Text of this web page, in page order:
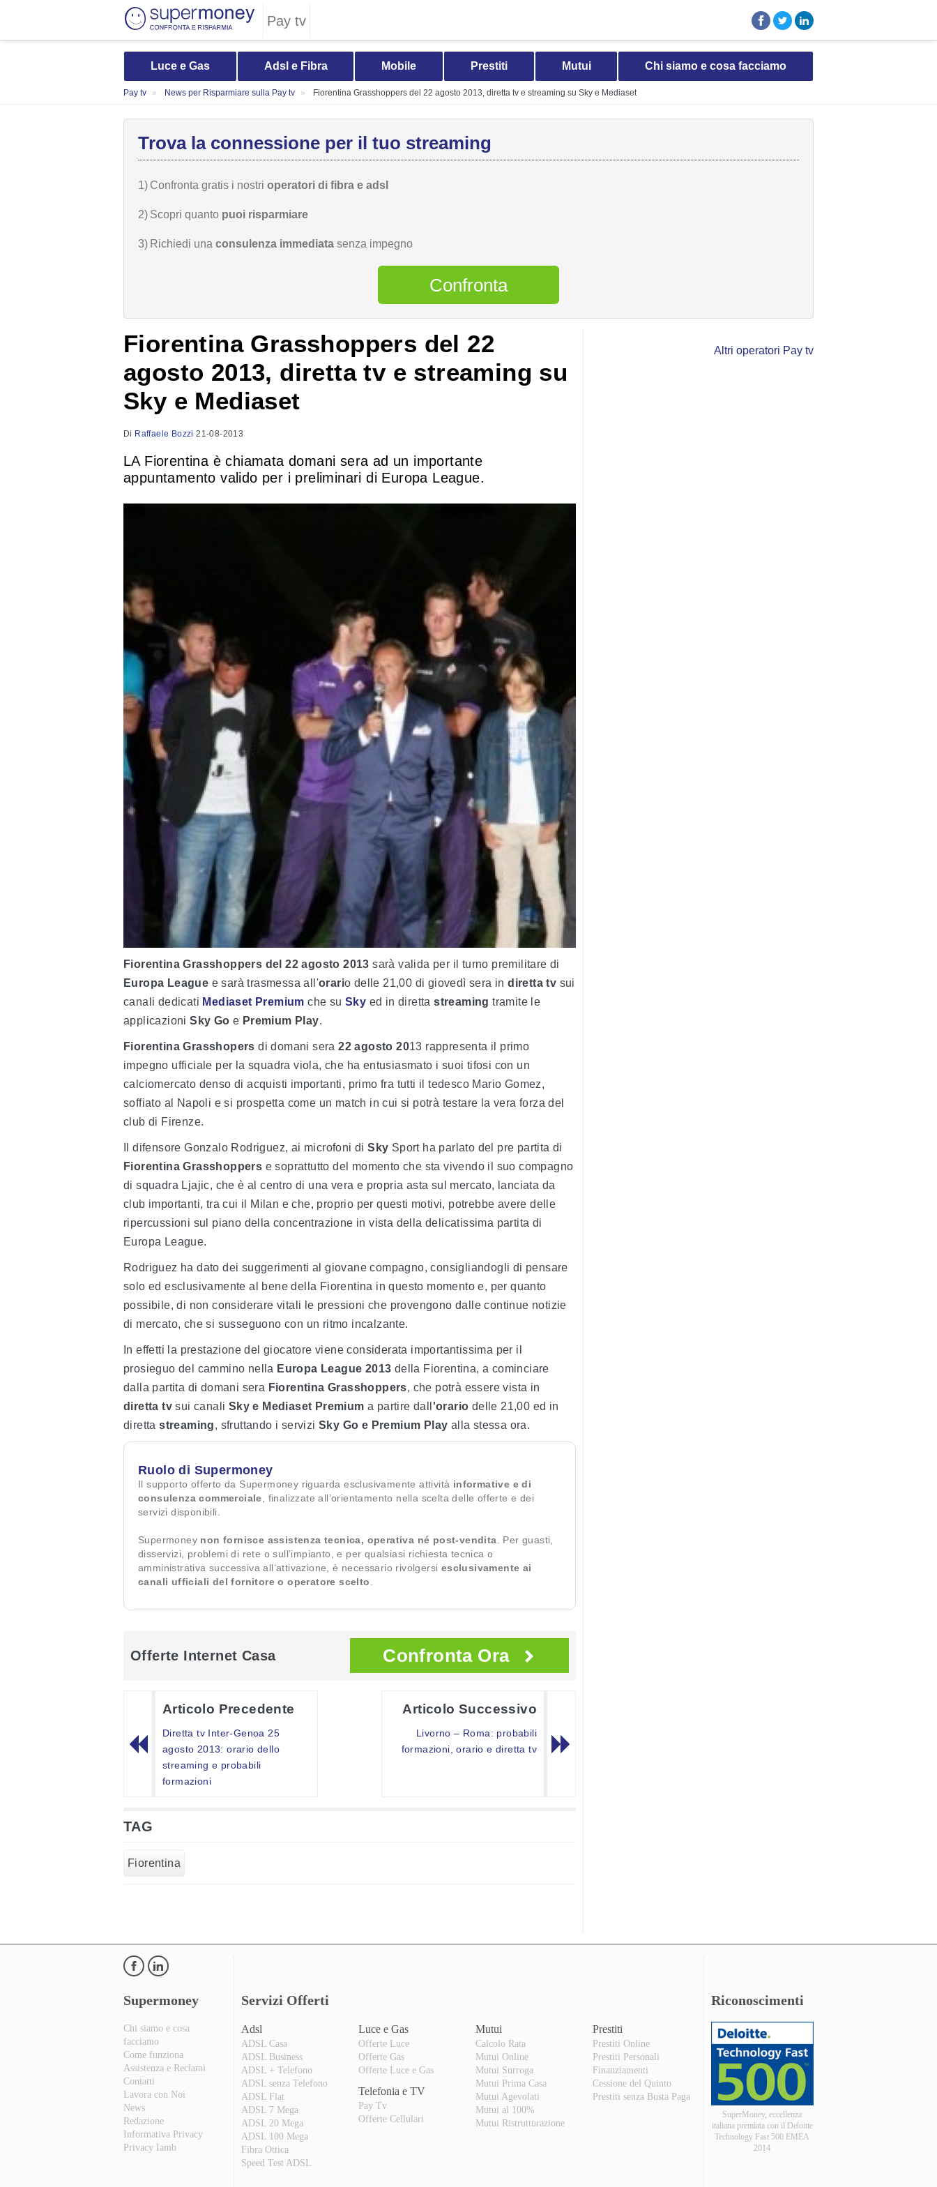
Pay tv
Luce e Gas Adsl e Fibra Mobile Prestiti Mutui Chi siamo e cosa facciamo
Pay tv News per Risparmiare sulla Pay tv Fiorentina Grasshoppers del 22 agosto 2013, diretta tv e streaming su Sky e Mediaset
Trova la connessione per il tuo streaming
1) Confronta gratis i nostri operatori di fibra e adsl
2) Scopri quanto puoi risparmiare
3) Richiedi una consulenza immediata senza impegno
Confronta
Fiorentina Grasshoppers del 22
agosto 2013, diretta tv e streaming su
Sky e Mediaset
Di Raffaele Bozzi 21-08-2013
LA Fiorentina è chiamata domani sera ad un importante
appuntamento valido per i preliminari di Europa League.
Fiorentina Grasshoppers del 22 agosto 2013 sarà valida per il turno premilitare di
Europa League e sarà trasmessa all'orario delle 21,00 di giovedì sera indiretta tv sui
canali dedicati Mediaset Premium che suSky ed in direttastreaming tramite le
applicazioniSky Go e Premium Play.
Fiorentina Grasshopers di domani sera22 agosto 2013 rappresenta il primo
impegno ufficiale per la squadra viola, che ha entusiasmato i suoi tifosi con un
calciomercato denso di acquisti importanti, primo fra tutti il tedesco Mario Gomez,
soffiato al Napoli e si prospetta come un match in cui si potrà testare la vera forza del
club di Firenze.
Il difensore Gonzalo Rodriguez, ai microfoni diSky Sport ha parlato del pre partita di
Fiorentina Grasshoppers e soprattutto del momento che sta vivendo il suo compagno
di squadra Ljajic, che è al centro di una vera e propria asta sul mercato, lanciata da
club importanti, tra cui il Milan e che, proprio per questi motivi, potrebbe avere delle
ripercussioni sul piano della concentrazione in vista della delicatissima partita di
Europa League.
Rodriguez ha dato dei suggerimenti al giovane compagno, consigliandogli di pensare
solo ed esclusivamente al bene della Fiorentina in questo momento e, per quanto
possibile, di non considerare vitali le pressioni che provengono dalle continue notizie
di mercato, che si susseguono con un ritmo incalzante.
In effetti la prestazione del giocatore viene considerata importantissima per il
prosieguo del cammino nella Europa League 2013 della Fiorentina, a cominciare
dalla partita di domani sera Fiorentina Grasshoppers, che potrà essere vista in
diretta tv sui canali Sky e Mediaset Premium a partire dall 'orario delle 21,00 ed in
direttastreaming, sfruttando i serviziSky Go e Premium Play alla stessa ora.
Ruolo di Supermoney
Il supporto offerto da Supermoney riguarda esclusivamente attività informative e di
consulenza commerciale , finalizzate all’orientamento nella scelta delle offerte e dei
servizi disponibili.
Supermoney non fornisce assistenza tecnica, operativa né post-vendita . Per guasti,
disservizi, problemi di rete o sull’impianto, e per qualsiasi richiesta tecnica o
amministrativa successiva all’attivazione, è necessario rivolgersi esclusivamente ai
canali ufficiali del fornitore o operatore scelto
Offerte Internet Casa Confronta Ora
Articolo Precedente
Diretta tv Inter-Genoa 25
agosto 2013: orario dello
streaming e probabili
formazioni
Articolo Successivo
Livorno – Roma: probabili
formazioni, orario e diretta tv
TAG
Fiorentina
Altri operatori Pay tv
Supermoney
Chi siamo e cosa
facciamo
Come funziona
Assistenza e Reclami
Contatti
Lavora con Noi
News
Redazione
Informativa Privacy
Privacy Iamb
Servizi Offerti
Adsl
ADSL Casa
ADSL Business
ADSL + Telefono
ADSL senza Telefono
ADSL Flat
ADSL 7 Mega
ADSL 20 Mega
ADSL 100 Mega
Fibra Ottica
Speed Test ADSL
Luce e Gas
Offerte Luce
Offerte Gas
Offerte Luce e Gas
Telefonia e TV
Pay Tv
Offerte Cellulari
Mutui
Calcolo Rata
Mutui Online
Mutui Surroga
Mutui Prima Casa
Mutui Agevolati
Mutui al 100%
Mutui Ristrutturazione
Prestiti
Prestiti Online
Prestiti Personali
Finanziamenti
Cessione del Quinto
Prestiti senza Busta Paga
Riconoscimenti
SuperMoney, eccellenza
italiana premiata con il Deloitte
Technology Fast 500 EMEA
2014